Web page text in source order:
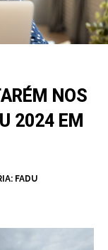
NOS
2024 EM
FADU